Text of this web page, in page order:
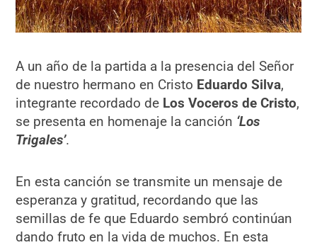
A un año de la partida a la presencia del Señor
de nuestro hermano en Cristo Eduardo Silva,
integrante recordado de Los Voceros de Cristo,
se presenta en homenaje la canción ‘Los
Trigales’.
En esta canción se transmite un mensaje de
esperanza y gratitud, recordando que las
semillas de fe que Eduardo sembró continúan
dando fruto en la vida de muchos. En esta